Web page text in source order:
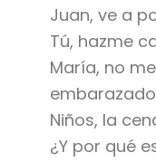
Juan, ve a
Tú, hazme
María, no
Niños, la
¿Y por qué